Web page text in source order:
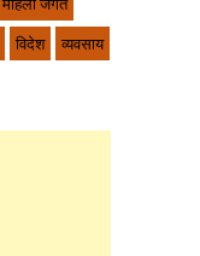
विदेश
व्यवसाय